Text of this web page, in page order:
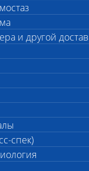
и другой
спек)